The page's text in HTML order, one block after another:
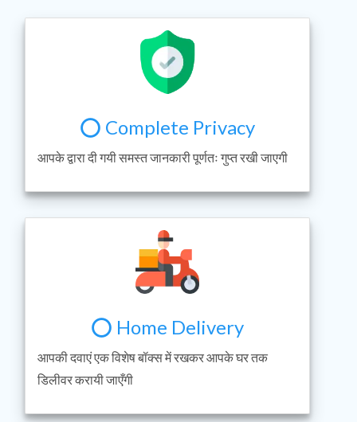
⭕ Complete Privacy
आपके द्वारा दी गयी समस्त जानकारी पूर्णतः गुप्त रखी जाएगी
⭕ Home Delivery
आपकी दवाएं एक विशेष बॉक्स में रखकर आपके घर तक
डिलीवर करायी जाएँगी